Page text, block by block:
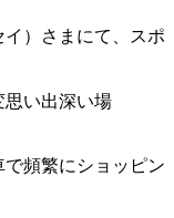
）さまにて、スポ
思い出深い場
頻繁にショッピン